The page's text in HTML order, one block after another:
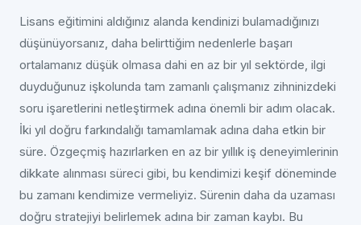
Lisans eğitimini aldığınız alanda kendinizi bulamadığınızı
düşünüyorsanız, daha belirttiğim nedenlerle başarı
ortalamanız düşük olmasa dahi en az bir yıl sektörde, ilgi
duyduğunuz işkolunda tam zamanlı çalışmanız zihninizdeki
soru işaretlerini netleştirmek adına önemli bir adım olacak.
İki yıl doğru farkındalığı tamamlamak adına daha etkin bir
süre. Özgeçmiş hazırlarken en az bir yıllık iş deneyimlerinin
dikkate alınması süreci gibi, bu kendimizi keşif döneminde
bu zamanı kendimize vermeliyiz. Sürenin daha da uzaması
doğru stratejiyi belirlemek adına bir zaman kaybı. Bu